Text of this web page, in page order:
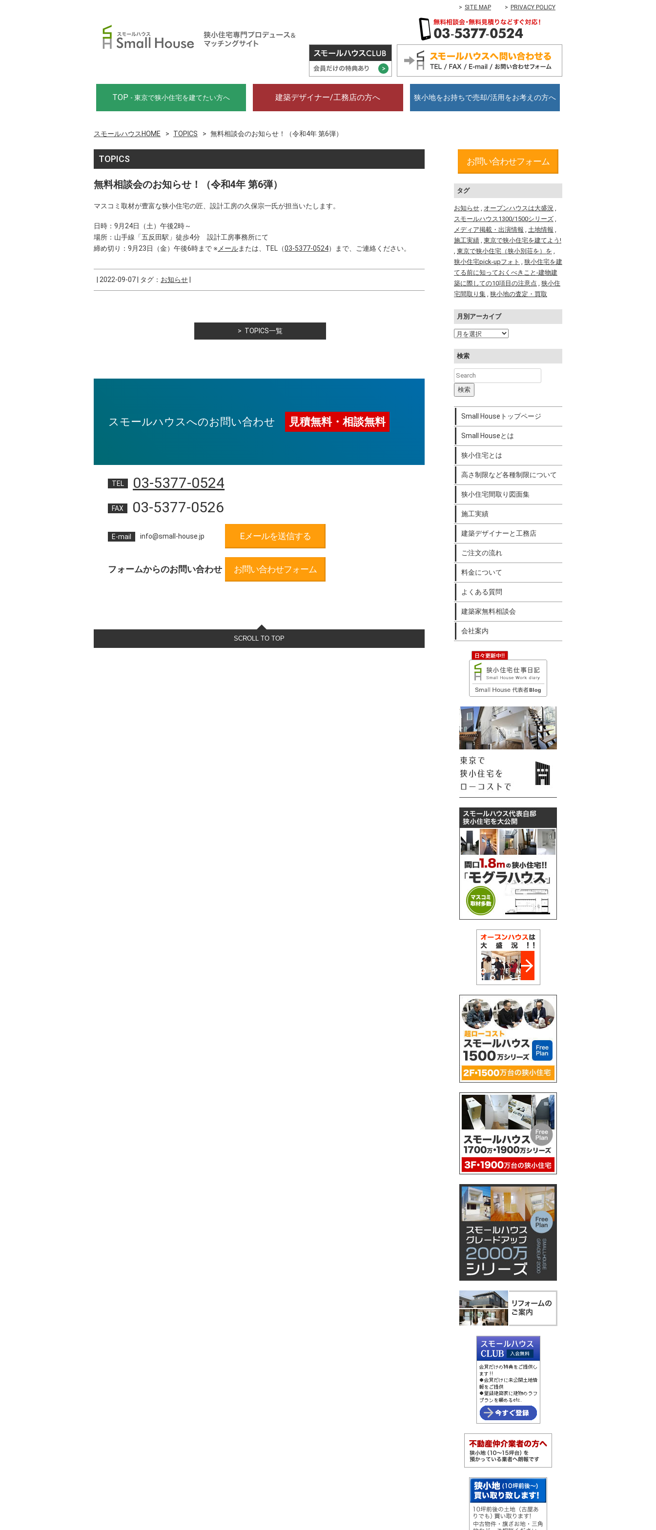
SITE MAP PRIVACY POLICY
TOP - 東京で狭小住宅を建てたい方へ 建築デザイナー/工務店の方へ 狭小地をお持ちで売却/活用をお考えの方へ
スモールハウスHOME TOPICS 無料相談会のお知らせ！（令和4年 第6弾）
TOPICS
無料相談会のお知らせ！（令和4年 第6弾）
マスコミ取材が豊富な狭小住宅の匠、設計工房の久保宗一氏が担当いたします。
日時：9月24日（土）午後2時～
場所：山手線「五反田駅」徒歩4分 設計工房事務所にて
締め切り：9月23日（金）午後6時まで ※ メールまたは、TEL（03-5377-0524）まで、ご連絡ください。
| 2022-09-07| タグ： お知らせ|
TOPICS一覧
スモールハウスへのお問い合わせ 見積無料・相談無料
TEL 03-5377-0524
FAX 03-5377-0526
E-mail info@small-house.jp Eメールを送信する
フォームからのお問い合わせ お問い合わせフォーム
SCROLL TO TOP
お問い合わせフォーム
タグ
お知らせ , オープンハウスは大盛況 ,
スモールハウス1300/1500シリーズ ,
メディア掲載・出演情報 , 土地情報 ,
施工実績 , 東京で狭小住宅を建てよう!
, 東京で狭小住宅（狭小別荘を）を ,
狭小住宅pick-upフォト , 狭小住宅を建
てる前に知っておくべきこと-建物建
築に際しての10項目の注意点 , 狭小住
宅間取り集 , 狭小地の査定・買取
月別アーカイブ
検索
Small Houseトップページ
Small Houseとは
狭小住宅とは
高さ制限など各種制限について
狭小住宅間取り図面集
施工実績
建築デザイナーと工務店
ご注文の流れ
料金について
よくある質問
建築家無料相談会
会社案内